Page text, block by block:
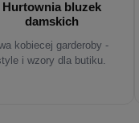
Hurtownia bluzek
damskich
kobiecej garderoby -
i wzory dla butiku.